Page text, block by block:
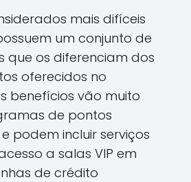
mais difíceis
um conjunto de
que os diferenciam dos
oferecidos no
benefícios vão muito
de pontos
podem incluir serviços
a salas VIP em
de crédito